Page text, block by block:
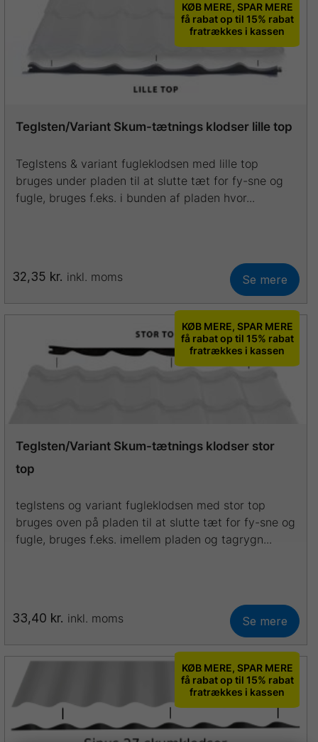
KØB MERE, SPAR MERE
få rabat op til 15% rabat
fratrækkes i kassen
Teglsten/Variant Skum-tætnings klodser lille top
Teglstens & variant fugleklodsen med lille top
bruges under pladen til at slutte tæt for fy-sne og
fugle, bruges f.eks. i bunden af pladen hvor...
32,35 kr. inkl. moms Se mere
KØB MERE, SPAR MERE
få rabat op til 15% rabat
fratrækkes i kassen
Teglsten/Variant Skum-tætnings klodser stor
top
teglstens og variant fugleklodsen med stor top
bruges oven på pladen til at slutte tæt for fy-sne og
fugle, bruges f.eks. imellem pladen og tagrygn...
33,40 kr. inkl. moms Se mere
KØB MERE, SPAR MERE
få rabat op til 15% rabat
fratrækkes i kassen